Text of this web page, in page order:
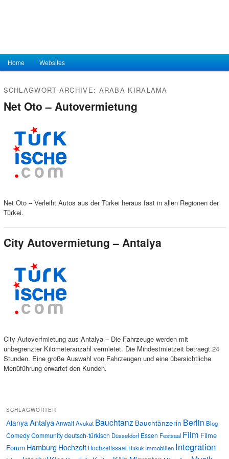
Hauptmenü
Zum Inhalt wechseln
Zum sekundären Inhalt wechseln
Home Websites
SCHLAGWORT-ARCHIVE: ARABA KIRALAMA
Net Oto – Autovermietung
Net Oto – Verleiht Autos aus der Türkei heraus fast in allen Regionen der
Türkei.
City Autovermietung – Antalya
City Autoverfmietung aus Antalya – Die Fahrzeuge werden mit
unbegrenzter Kilometeranzahl vermietet. Die Mindestmietzeit betraegt 24
Stunden. Eine große Auswahl von Fahrzeugen und eine übersichtliche
Menüführung erwartet den Kunden.
SCHLAGWÖRTER
Alanya AntalyaAnwaltAvukat Bauchtanz Bauchtänzerin Berlin Blog
ComedyCommunitydeutsch-türkisch Düsseldorf Essen Festsaal Film Filme
Forum Hamburg Hochzeit Hochzeitssaal Hukuk Immobilien Integration